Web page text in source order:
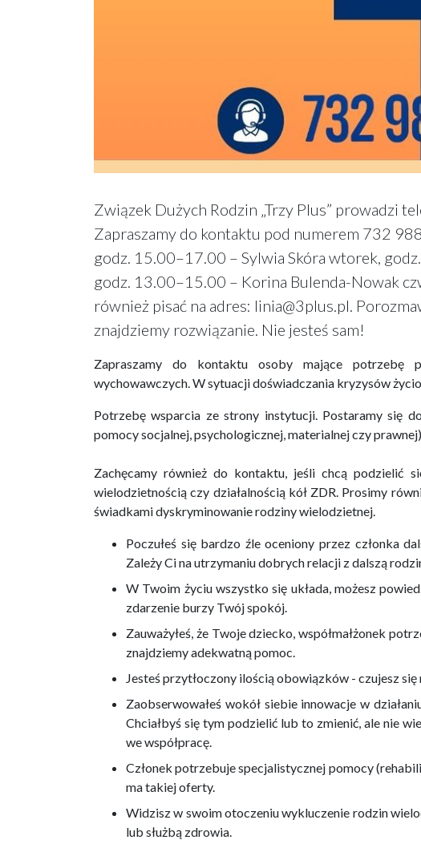
Związek Dużych Rodzin „Trzy Plus” prowadzi
Zapraszamy do kontaktu pod numerem 732
godz. 15.00–17.00 – Sylwia Skóra wtorek,
godz. 13.00–15.00 – Korina Bulenda-Nowak
również pisać na adres: linia@3plus.pl.
znajdziemy rozwiązanie. Nie jesteś sam!
Zapraszamy do kontaktu osoby mające potrzebę
wychowawczych. W sytuacji doświadczania kryzysów
Potrzebę wsparcia ze strony instytucji. Postaramy się
pomocy socjalnej, psychologicznej, materialnej czy
Zachęcamy również do kontaktu, jeśli chcą podzielić
wielodzietnością czy działalnością kół ZDR. Prosimy
świadkami dyskryminowanie rodziny wielodzietnej.
Poczułeś się bardzo źle oceniony przez członka
Zależy Ci na utrzymaniu dobrych relacji z dalszą
W Twoim życiu wszystko się układa, możesz
zdarzenie burzy Twój spokój.
Zauważyłeś, że Twoje dziecko, współmałżonek
znajdziemy adekwatną pomoc.
Jesteś przytłoczony ilością obowiązków - czujesz się
Zaobserwowałeś wokół siebie innowacje w
Chciałbyś się tym podzielić lub to zmienić, ale nie
we współpracę.
Członek potrzebuje specjalistycznej pomocy
ma takiej oferty.
Widzisz w swoim otoczeniu wykluczenie rodzin
lub służbą zdrowia.